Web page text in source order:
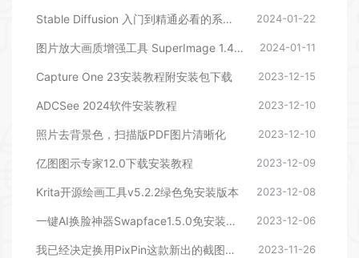
Stable Diffusion 入门到精通必看的系统性教学合集 2024-01-22
图片放大画质增强工具 SuperImage 1.4.0beta03 windows x64 免安装版本 2024-01-11
Capture One 23安装教程附安装包下载 2023-12-15
ADCSee 2024软件安装教程 2023-12-10
照片去背景色，扫描版PDF图片清晰化 2023-12-10
亿图图示专家12.0下载安装教程 2023-12-09
Krita开源绘画工具v5.2.2绿色免安装版本 2023-12-08
一键AI换脸神器Swapface1.5.0免安装打开即用 Win 2023-12-06
我已经决定换用PixPin这款新出的截图软件 2023-11-26